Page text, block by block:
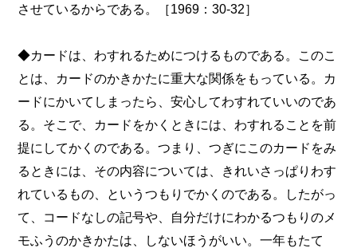
させているからである。［1969：30-32］
◆カードは、わすれるためにつけるものである。このこ
とは、カードのかきかたに重大な関係をもっている。カ
ードにかいてしまったら、安心してわすれていいのであ
る。そこで、カードをかくときには、わすれることを前
提にしてかくのである。つまり、つぎにこのカードをみ
るときには、その内容については、きれいさっぱりわす
れているもの、というつもりでかくのである。したがっ
て、コードなしの記号や、自分だけにわかるつもりのメ
モふうのかきかたは、しないほうがいい。一年もたて